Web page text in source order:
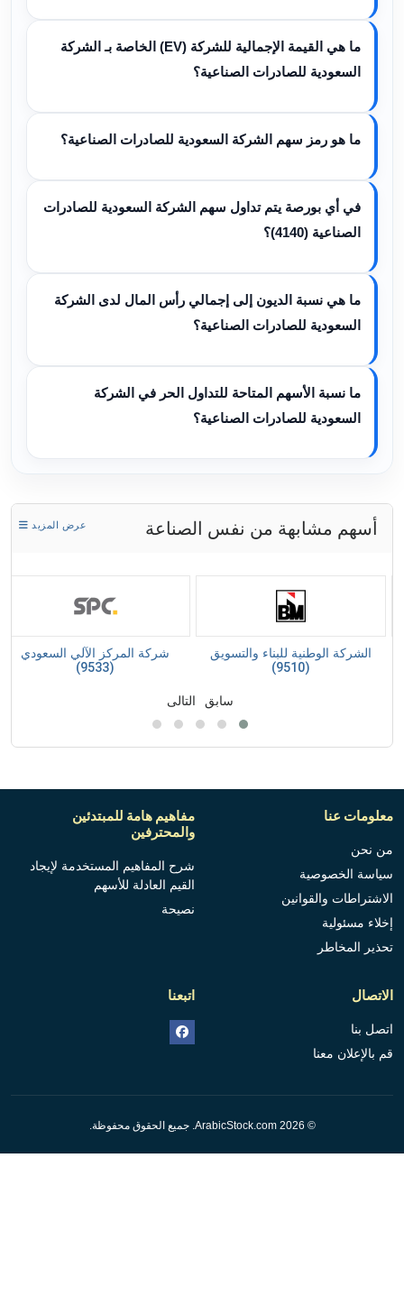
ما هي القيمة الإجمالية للشركة (EV) الخاصة بـ الشركة
السعودية للصادرات الصناعية؟
ما هو رمز سهم الشركة السعودية للصادرات الصناعية؟
في أي بورصة يتم تداول سهم الشركة السعودية للصادرات
الصناعية (4140)؟
ما هي نسبة الديون إلى إجمالي رأس المال لدى الشركة
السعودية للصادرات الصناعية؟
ما نسبة الأسهم المتاحة للتداول الحر في الشركة
السعودية للصادرات الصناعية؟
أسهم مشابهة من نفس الصناعة عرض المزيد
الشركة الوطنية للبناء والتسويق
(9510)
شركة المركز الآلي السعودي
(9533)
سابق التالى
معلومات عنا
من نحن
سياسة الخصوصية
الاشتراطات والقوانين
إخلاء مسئولية
تحذير المخاطر
مفاهيم هامة للمبتدئين
والمحترفين
شرح المفاهيم المستخدمة لإيجاد
القيم العادلة للأسهم
نصيحة
الاتصال
اتصل بنا
قم بالإعلان معنا
اتبعنا
© 2026 ArabicStock.com. جميع الحقوق محفوظة.